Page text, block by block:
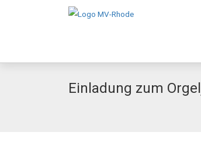
Einladung zum